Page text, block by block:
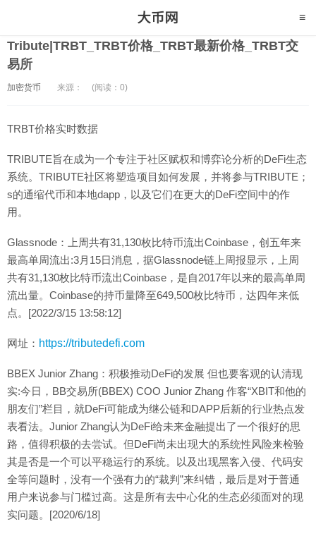
Tribute|TRBT_TRBT价格_TRBT最新价格_TRBT交
易所
加密货币 来源： (阅读：0)
TRBT价格实时数据
TRIBUTE旨在成为一个专注于社区赋权和博弈论分析的DeFi生态
系统。TRIBUTE社区将塑造项目如何发展，并将参与TRIBUTE；
s的通缩代币和本地dapp，以及它们在更大的DeFi空间中的作
用。
Glassnode：上周共有31,130枚比特币流出Coinbase，创五年来
最高单周流出:3月15日消息，据Glassnode链上周报显示，上周
共有31,130枚比特币流出Coinbase，是自2017年以来的最高单周
流出量。Coinbase的持币量降至649,500枚比特币，达四年来低
点。[2022/3/15 13:58:12]
网址： https://tributedefi.com
BBEX Junior Zhang：积极推动DeFi的发展 但也要客观的认清现
实:今日，BB交易所(BBEX) COO Junior Zhang 作客“XBIT和他的
朋友们”栏目，就DeFi可能成为继公链和DAPP后新的行业热点发
表看法。Junior Zhang认为DeFi给未来金融提出了一个很好的思
路，值得积极的去尝试。但DeFi尚未出现大的系统性风险来检验
其是否是一个可以平稳运行的系统。以及出现黑客入侵、代码安
全等问题时，没有一个强有力的“裁判”来纠错，最后是对于普通
用户来说参与门槛过高。这是所有去中心化的生态必须面对的现
实问题。[2020/6/18]